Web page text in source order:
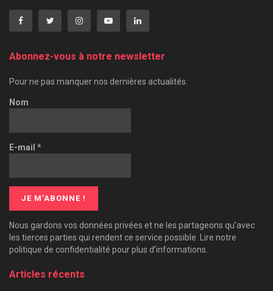
Abonnez-vous à notre newsletter
Pour ne pas manquer nos dernières actualités.
Nom
E-mail *
Nous gardons vos données privées et ne les partageons qu’avec
les tierces parties qui rendent ce service possible. Lire notre
politique de confidentialité pour plus d’informations.
Articles récents